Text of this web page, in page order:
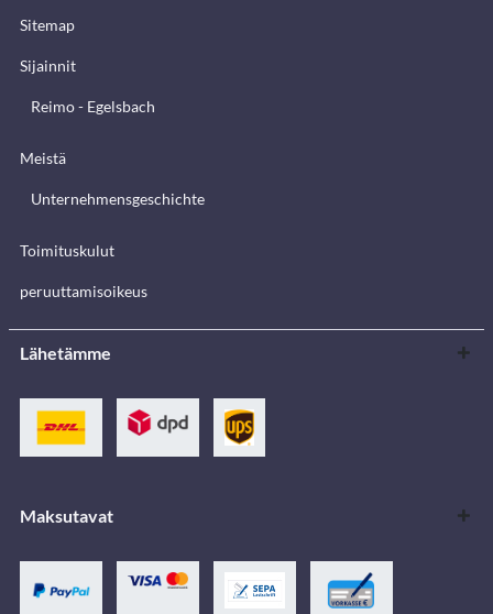
Sitemap
Sijainnit
Reimo - Egelsbach
Meistä
Unternehmensgeschichte
Toimituskulut
peruuttamisoikeus
Lähetämme
Maksutavat